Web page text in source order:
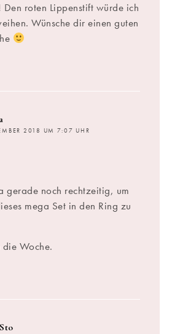
roten Lippenstift würde ich
Wünsche dir einen guten
2018 UM 7:07 UHR
gerade noch rechtzeitig, um
mega Set in den Ring zu
die Woche.